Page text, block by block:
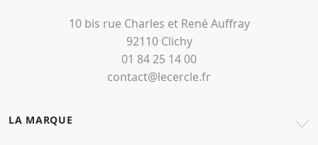
10 bis rue Charles et René Auffray
92110 Clichy
01 84 25 14 00
contact@lecercle.fr
LA MARQUE